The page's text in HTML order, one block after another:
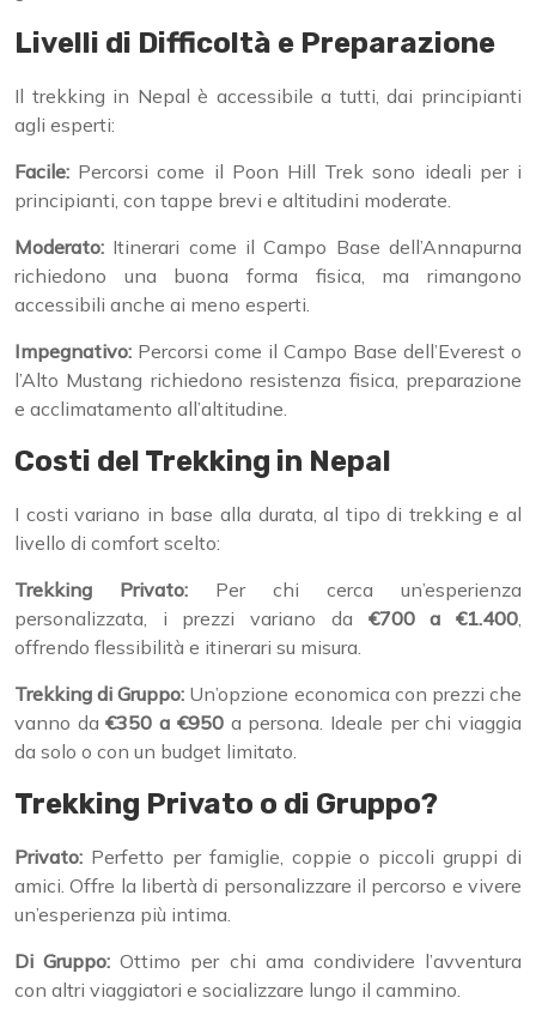
Livelli di Difficoltà e Preparazione
Il trekking in Nepal è accessibile a tutti, dai principianti
agli esperti:
Facile: Percorsi come il Poon Hill Trek sono ideali per i
principianti, con tappe brevi e altitudini moderate.
Moderato: Itinerari come il Campo Base dell’Annapurna
richiedono una buona forma fisica, ma rimangono
accessibili anche ai meno esperti.
Impegnativo: Percorsi come il Campo Base dell’Everest o
l’Alto Mustang richiedono resistenza fisica, preparazione
e acclimatamento all’altitudine.
Costi del Trekking in Nepal
I costi variano in base alla durata, al tipo di trekking e al
livello di comfort scelto:
Trekking Privato: Per chi cerca un’esperienza
personalizzata, i prezzi variano da €700 a €1.400,
offrendo flessibilità e itinerari su misura.
Trekking di Gruppo: Un’opzione economica con prezzi che
vanno da€350 a €950a persona. Ideale per chi viaggia
da solo o con un budget limitato.
Trekking Privato o di Gruppo?
Privato: Perfetto per famiglie, coppie o piccoli gruppi di
amici. Offre la libertà di personalizzare il percorso e vivere
un’esperienza più intima.
Di Gruppo: Ottimo per chi ama condividere l’avventura
con altri viaggiatori e socializzare lungo il cammino.